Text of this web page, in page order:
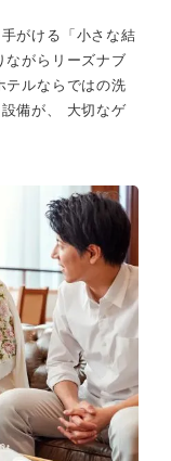
がける「小さな結
ながらリーズナブ
テルならではの洗
備が、 大切なゲ